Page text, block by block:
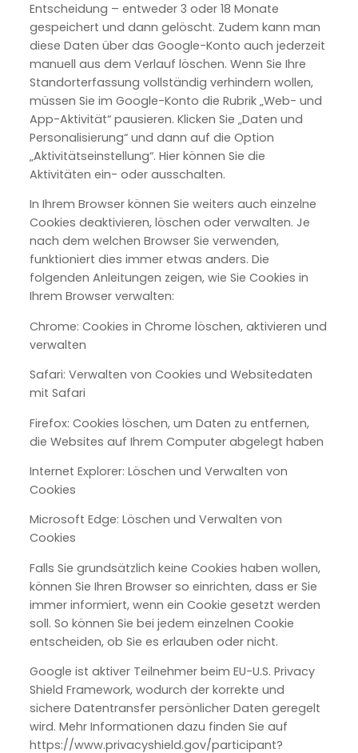
Entscheidung – entweder 3 oder 18 Monate
gespeichert und dann gelöscht. Zudem kann man
diese Daten über das Google-Konto auch jederzeit
manuell aus dem Verlauf löschen. Wenn Sie Ihre
Standorterfassung vollständig verhindern wollen,
müssen Sie im Google-Konto die Rubrik „Web- und
App-Aktivität“ pausieren. Klicken Sie „Daten und
Personalisierung“ und dann auf die Option
„Aktivitätseinstellung“. Hier können Sie die
Aktivitäten ein- oder ausschalten.
In Ihrem Browser können Sie weiters auch einzelne
Cookies deaktivieren, löschen oder verwalten. Je
nach dem welchen Browser Sie verwenden,
funktioniert dies immer etwas anders. Die
folgenden Anleitungen zeigen, wie Sie Cookies in
Ihrem Browser verwalten:
Chrome: Cookies in Chrome löschen, aktivieren und
verwalten
Safari: Verwalten von Cookies und Websitedaten
mit Safari
Firefox: Cookies löschen, um Daten zu entfernen,
die Websites auf Ihrem Computer abgelegt haben
Internet Explorer: Löschen und Verwalten von
Cookies
Microsoft Edge: Löschen und Verwalten von
Cookies
Falls Sie grundsätzlich keine Cookies haben wollen,
können Sie Ihren Browser so einrichten, dass er Sie
immer informiert, wenn ein Cookie gesetzt werden
soll. So können Sie bei jedem einzelnen Cookie
entscheiden, ob Sie es erlauben oder nicht.
Google ist aktiver Teilnehmer beim EU-U.S. Privacy
Shield Framework, wodurch der korrekte und
sichere Datentransfer persönlicher Daten geregelt
wird. Mehr Informationen dazu finden Sie auf
https://www.privacyshield.gov/participant?